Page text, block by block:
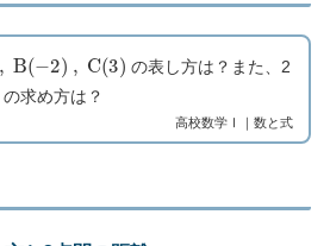
B(− 2) C(3) の表し方は？また、2
の求め方は？
高校数学Ⅰ｜数と式